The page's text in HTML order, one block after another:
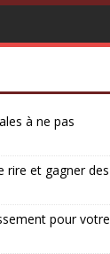
à ne pas
rire et gagner des
pour votre